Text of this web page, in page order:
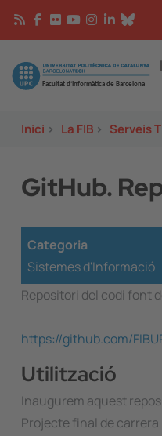
Vés al contingut
Image
Inici > La FIB > Serveis
GitHub.
Categoria
Sistemes d'Informació
Repositori del codi font
https://github.com/
Utilització
Inaugurem aquest
Projecte final de carrera